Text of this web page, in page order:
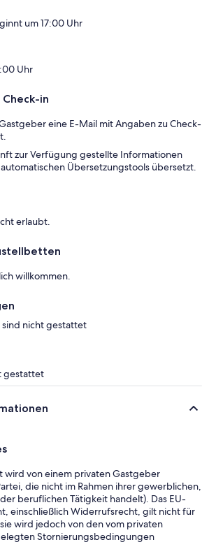
um 17:00 Uhr
Uhr
Check-in
eine E-Mail mit Angaben zu Check-
zur Verfügung gestellte Informationen
Übersetzungstools übersetzt.
erlaubt.
willkommen.
nicht gestattet
gestattet
wird von einem privaten Gastgeber
die nicht im Rahmen ihrer gewerblichen,
beruflichen Tätigkeit handelt). Das EU-
einschließlich Widerrufsrecht, gilt nicht für
wird jedoch von den vom privaten
Stornierungsbedingungen